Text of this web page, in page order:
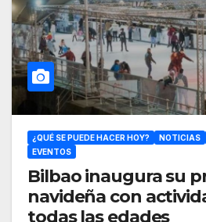
¿QUÉ SE PUEDE HACER HOY? NOTICIAS
EVENTOS
Bilbao inaugura su
navideña con
todas las edades